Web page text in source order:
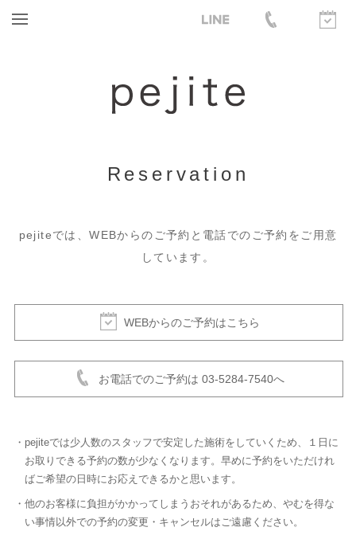
Reservation
pejiteでは、WEBからのご予約と電話でのご予約をご用意
しています。
WEBからのご予約はこちら
お電話でのご予約は 03-5284-7540へ
・pejiteでは少人数のスタッフで安定した施術をしていくため、１日に
お取りできる予約の数が少なくなります。早めに予約をいただけれ
ばご希望の日時にお応えできるかと思います。
・他のお客様に負担がかかってしまうおそれがあるため、やむを得な
い事情以外での予約の変更・キャンセルはご遠慮ください。